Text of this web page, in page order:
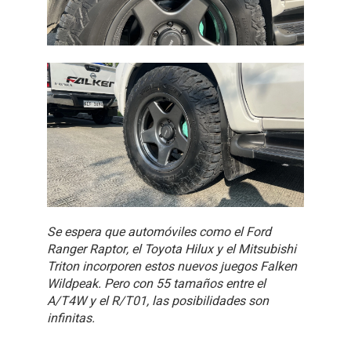
Se espera que automóviles como el Ford
Ranger Raptor, el Toyota Hilux y el Mitsubishi
Triton incorporen estos nuevos juegos Falken
Wildpeak. Pero con 55 tamaños entre el
A/T4W y el R/T01, las posibilidades son
infinitas.